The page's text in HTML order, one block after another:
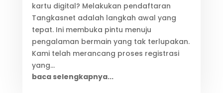
kartu digital? Melakukan pendaftaran
Tangkasnet adalah langkah awal yang
tepat. Ini membuka pintu menuju
pengalaman bermain yang tak terlupakan.
Kami telah merancang proses registrasi
yang...
baca selengkapnya...